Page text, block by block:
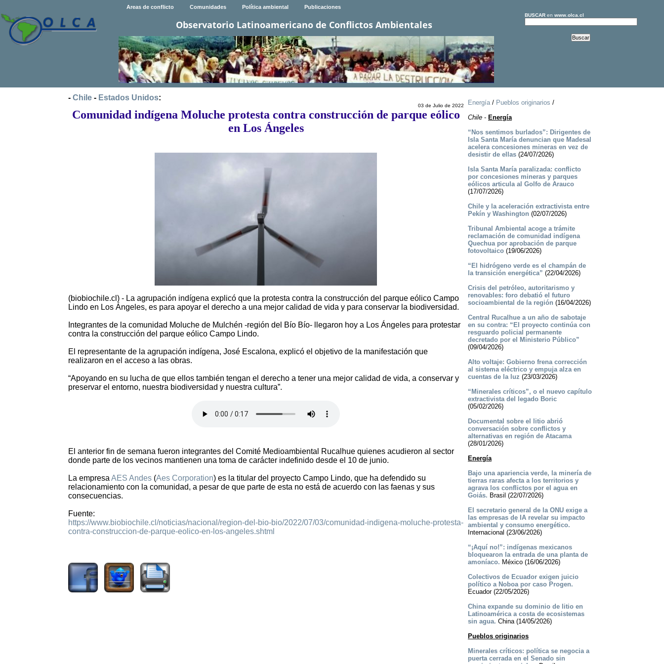
Areas de conflicto Comunidades Política ambiental Publicaciones
Observatorio Latinoamericano de Conflictos Ambientales
BUSCARen www.olca.cl
- Chile - Estados Unidos:
03 de Julio de 2022
Comunidad indígena Moluche protesta contra construcción de parque eólico
en Los Ángeles
(biobiochile.cl) - La agrupación indígena explicó que la protesta contra la construcción del parque eólico Campo
Lindo en Los Ángeles, es para apoyar el derecho a una mejor calidad de vida y para conservar la biodiversidad.
Integrantes de la comunidad Moluche de Mulchén -región del Bío Bío- llegaron hoy a Los Ángeles para protestar
contra la construcción del parque eólico Campo Lindo.
El representante de la agrupación indígena, José Escalona, explicó el objetivo de la manifestación que
realizaron en el acceso a las obras.
“Apoyando en su lucha de que ellos también tengan el derecho a tener una mejor calidad de vida, a conservar y
preservar el entorno, nuestra biodiversidad y nuestra cultura”.
El anterior fin de semana fueron integrantes del Comité Medioambiental Rucalhue quienes acudieron al sector
donde parte de los vecinos mantienen una toma de carácter indefinido desde el 10 de junio.
La empresa AES Andes (Aes Corporation) es la titular del proyecto Campo Lindo, que ha defendido su
relacionamiento con la comunidad, a pesar de que parte de esta no está de acuerdo con las faenas y sus
consecuencias.
Fuente:
https://www.biobiochile.cl/noticias/nacional/region-del-bio-bio/2022/07/03/comunidad-indigena-moluche-protesta-
contra-construccion-de-parque-eolico-en-los-angeles.shtml
Energía/ Pueblos originarios /
Chile- Energía
“Nos sentimos burlados”: Dirigentes de
Isla Santa María denuncian que Madesal
acelera concesiones mineras en vez de
desistir de ellas(24/07/2026)
Isla Santa María paralizada: conflicto
por concesiones mineras y parques
eólicos articula al Golfo de Arauco
(17/07/2026)
Chile y la aceleración extractivista entre
Pekín y Washington (02/07/2026)
Tribunal Ambiental acoge a trámite
reclamación de comunidad indígena
Quechua por aprobación de parque
fotovoltaico(19/06/2026)
“El hidrógeno verde es el champán de
la transición energética” (22/04/2026)
Crisis del petróleo, autoritarismo y
renovables: foro debatió el futuro
socioambiental de la región (16/04/2026)
Central Rucalhue a un año de sabotaje
en su contra: “El proyecto continúa con
resguardo policial permanente
decretado por el Ministerio Público”
(09/04/2026)
Alto voltaje: Gobierno frena corrección
al sistema eléctrico y empuja alza en
cuentas de la luz (23/03/2026)
“Minerales críticos”, o el nuevo capítulo
extractivista del legado Boric
(05/02/2026)
Documental sobre el litio abrió
conversación sobre conflictos y
alternativas en región de Atacama
(28/01/2026)
Energía
Bajo una apariencia verde, la minería de
tierras raras afecta a los territorios y
agrava los conflictos por el agua en
Goiás. Brasil (22/07/2026)
El secretario general de la ONU exige a
las empresas de IA revelar su impacto
ambiental y consumo energético.
Internacional (23/06/2026)
“¡Aquí no!”: indígenas mexicanos
bloquearon la entrada de una planta de
amoníaco. México (16/06/2026)
Colectivos de Ecuador exigen juicio
político a Noboa por caso Progen.
Ecuador (22/05/2026)
China expande su dominio de litio en
Latinoamérica a costa de ecosistemas
sin agua. China (14/05/2026)
Pueblos originarios
Minerales críticos: política se negocia a
puerta cerrada en el Senado sin